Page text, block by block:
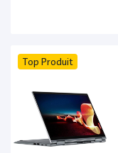
Top Produit